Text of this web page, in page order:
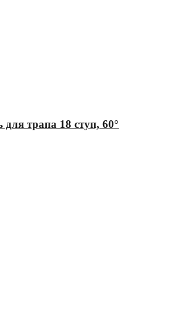
трапа 18 ступ, 60°